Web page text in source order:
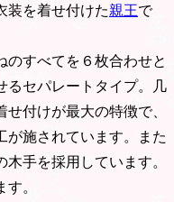
装を着せ付けた親王で
のすべてを６枚合わせと
るセパレートタイプ。几
付けが最大の特徴で、
が施されています。また
手を採用しています。
。